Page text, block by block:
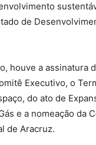
de
houve a assinatura
Executivo, o
do ato de
e a nomeação da
de Aracruz.